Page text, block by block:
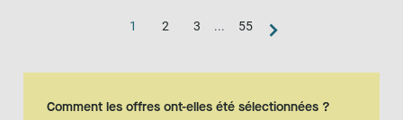
1 2 3 ... 55
Comment les offres ont-elles été sélectionnées ?